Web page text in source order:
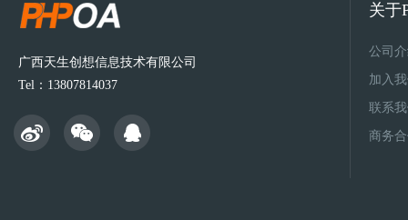
广西天生创想信息技术有限公司
Tel：13807814037
关于
公司
加入
联系
商务